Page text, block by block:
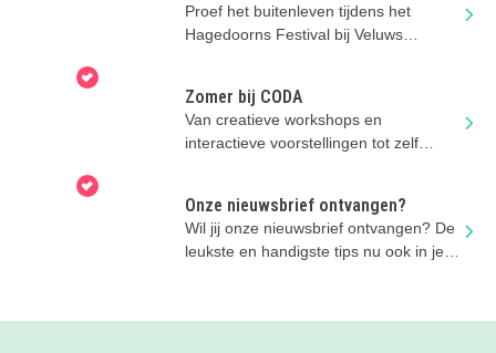
Proef het buitenleven tijdens het
Hagedoorns Festival bij Veluws
Zomer bij CODA
Van creatieve workshops en
interactieve voorstellingen tot zelf
Onze nieuwsbrief ontvangen?
Wil jij onze nieuwsbrief ontvangen? De
leukste en handigste tips nu ook in je